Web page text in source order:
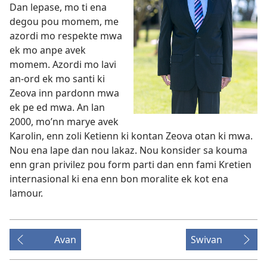
Dan lepase, mo ti ena
degou pou momem, me
azordi mo respekte mwa
ek mo anpe avek
momem. Azordi mo lavi
an-ord ek mo santi ki
Zeova inn pardonn mwa
ek pe ed mwa. An lan
2000, mo’nn marye avek
Karolin, enn zoli Ketienn ki kontan Zeova otan ki mwa.
Nou ena lape dan nou lakaz. Nou konsider sa kouma
enn gran privilez pou form parti dan enn fami Kretien
internasional ki ena enn bon moralite ek kot ena
lamour.
Avan Swivan